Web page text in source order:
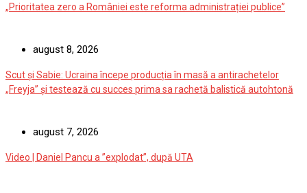
„Prioritatea zero a României este reforma administrației publice”
august 8, 2026
Scut și Sabie: Ucraina începe producția în masă a antirachetelor
„Freyja” și testează cu succes prima sa rachetă balistică autohtonă
august 7, 2026
Video | Daniel Pancu a ”explodat”, după UTA